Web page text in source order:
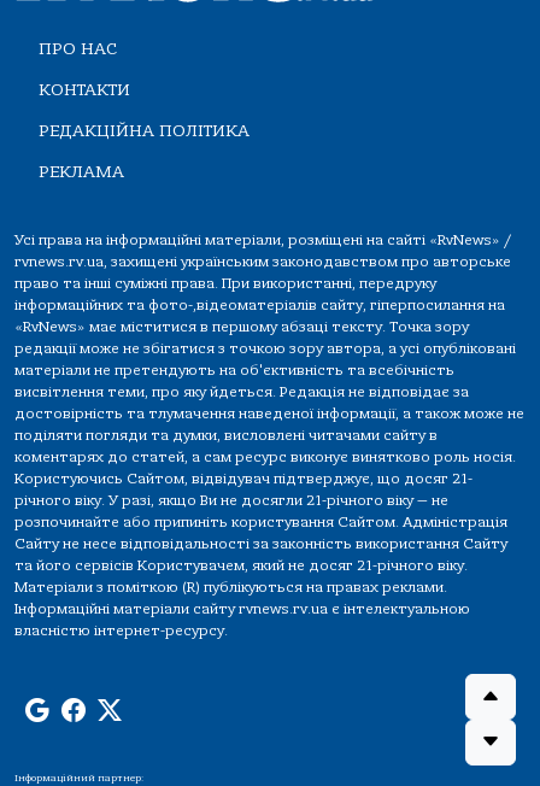
ПРО НАС
КОНТАКТИ
РЕДАКЦІЙНА ПОЛІТИКА
РЕКЛАМА
Усі права на інформаційні матеріали, розміщені на сайті «RvNews» /
rvnews.rv.ua, захищені українським законодавством про авторське
право та інші суміжні права. При використанні, передруку
інформаційних та фото-,відеоматеріалів сайту, гіперпосилання на
«RvNews» має міститися в першому абзаці тексту. Точка зору
редакції може не збігатися з точкою зору автора, а усі опубліковані
матеріали не претендують на об'єктивність та всебічність
висвітлення теми, про яку йдеться. Редакція не відповідає за
достовірність та тлумачення наведеної інформації, а також може не
поділяти погляди та думки, висловлені читачами сайту в
коментарях до статей, а сам ресурс виконує винятково роль носія.
Користуючись Сайтом, відвідувач підтверджує, що досяг 21-
річного віку. У разі, якщо Ви не досягли 21-річного віку — не
розпочинайте або припиніть користування Сайтом. Адміністрація
Сайту не несе відповідальності за законність використання Сайту
та його сервісів Користувачем, який не досяг 21-річного віку.
Матеріали з поміткою (R) публікуються на правах реклами.
Інформаційні матеріали сайту rvnews.rv.ua є інтелектуальною
власністю інтернет-ресурсу.
Інформаційний партнер: